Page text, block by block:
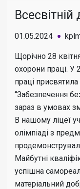
01.05.2024
Щорічно 28
охорони праці. У
праці
“Забезпечення
зараз в умовах
В нашому ліцеї
олімпіаді з
Майбутні
успішна
матеріальний